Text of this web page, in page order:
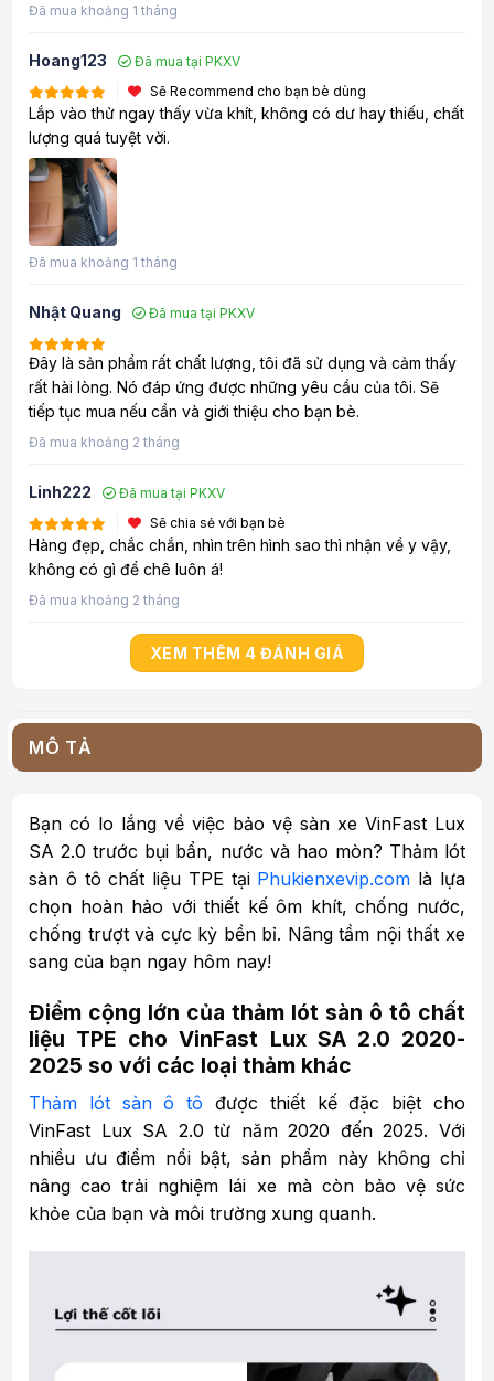
MÔ TẢ
Bạn có lo lắng về việc bảo vệ sàn xe VinFast Lux
SA 2.0 trước bụi bẩn, nước và hao mòn? Thảm lót
sàn ô tô chất liệu TPE tại Phukienxevip.com là lựa
chọn hoàn hảo với thiết kế ôm khít, chống nước,
chống trượt và cực kỳ bền bỉ. Nâng tầm nội thất xe
sang của bạn ngay hôm nay!
Điểm cộng lớn của thảm lót sàn ô tô chất
liệu TPE cho VinFast Lux SA 2.0 2020-
2025 so với các loại thảm khác
Thảm lót sàn ô tô được thiết kế đặc biệt cho
VinFast Lux SA 2.0 từ năm 2020 đến 2025. Với
nhiều ưu điểm nổi bật, sản phẩm này không chỉ
nâng cao trải nghiệm lái xe mà còn bảo vệ sức
khỏe của bạn và môi trường xung quanh.
Đã mua khoảng 1 tháng
Hoang123
Đã mua tại PKXV
Sẽ Recommend cho bạn bè dùng
Lắp vào thử ngay thấy vừa khít, không có dư hay thiếu, chất
lượng quá tuyệt vời.
Đã mua khoảng 1 tháng
Nhật Quang Đã mua tại PKXV
Đây là sản phẩm rất chất lượng, tôi đã sử dụng và cảm thấy
rất hài lòng. Nó đáp ứng được những yêu cầu của tôi. Sẽ
tiếp tục mua nếu cần và giới thiệu cho bạn bè.
Đã mua khoảng 2 tháng
Linh222
Đã mua tại PKXV
Sẽ chia sẻ với bạn bè
Hàng đẹp, chắc chắn, nhìn trên hình sao thì nhận về y vậy,
không có gì để chê luôn á!
Đã mua khoảng 2 tháng
XEM THÊM 4 ĐÁNH GIÁ